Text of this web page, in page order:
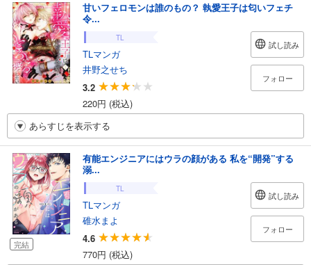
甘いフェロモンは誰のもの？ 執愛王子は匂いフェチ
令...
TL
TLマンガ
井野之せち
3.2
220円 (税込)
試し読み
フォロー
あらすじを表示する
完結
有能エンジニアにはウラの顔がある 私を“開発”する
溺...
TL
TLマンガ
碓水まよ
4.6
770円 (税込)
試し読み
フォロー